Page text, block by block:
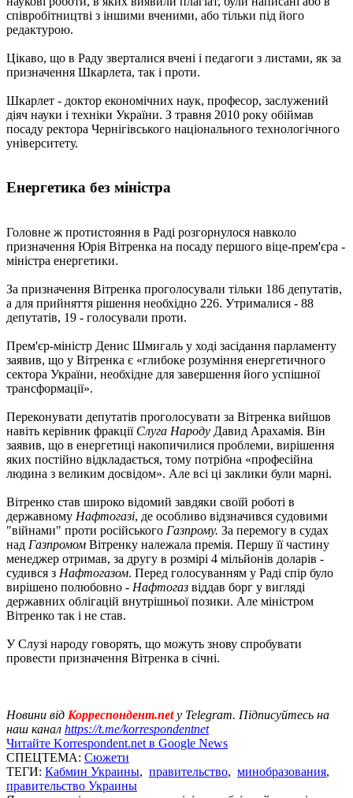
співробітництві з іншими вченими, або тільки під його
редактурою.
Цікаво, що в Раду зверталися вчені і педагоги з листами, як за
призначення Шкарлета, так і проти.
Шкарлет - доктор економічних наук, професор, заслужений
діяч науки і техніки України. З травня 2010 року обіймав
посаду ректора Чернігівського національного технологічного
університету.
Енергетика без міністра
Головне ж протистояння в Раді розгорнулося навколо
призначення Юрія Вітренка на посаду першого віце-прем'єра -
міністра енергетики.
За призначення Вітренка проголосували тільки 186 депутатів,
а для прийняття рішення необхідно 226. Утрималися - 88
депутатів, 19 - голосували проти.
Прем'єр-міністр Денис Шмигаль у ході засідання парламенту
заявив, що у Вітренка є «глибоке розуміння енергетичного
сектора України, необхідне для завершення його успішної
трансформації».
Переконувати депутатів проголосувати за Вітренка вийшов
навіть керівник фракції Слуга Народу Давид Арахамія. Він
заявив, що в енергетиці накопичилися проблеми, вирішення
яких постійно відкладається, тому потрібна «професійна
людина з великим досвідом». Але всі ці заклики були марні.
Вітренко став широко відомий завдяки своїй роботі в
державному Нафтогазі, де особливо відзначився судовими
"війнами" проти російського Газпрому. За перемогу в судах
над Газпромом Вітренку належала премія. Першу її частину
менеджер отримав, за другу в розмірі 4 мільйонів доларів -
судився з Нафтогазом. Перед голосуванням у Раді спір було
вирішено полюбовно - Нафтогаз віддав борг у вигляді
державних облігацій внутрішньої позики. Але міністром
Вітренко так і не став.
У Слузі народу говорять, що можуть знову спробувати
провести призначення Вітренка в січні.
Новини від Корреспондент.netу Telegram. Підписуйтесь на
наш канал https://t.me/korrespondentnet
Читайте Korrespondent.net в Google News
СПЕЦТЕМА: Сюжети
ТЕГИ: Кабмин Украины, правительство, минобразования,
правительство Украины